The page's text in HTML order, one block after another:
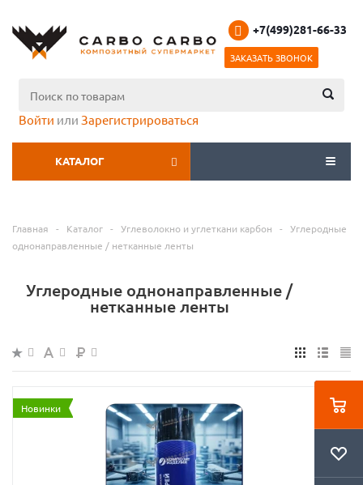
Войти или Зарегистрироваться
+7(499)281-66-33
ЗАКАЗАТЬ ЗВОНОК
МЕНЮКАТАЛОГ
Главная - Каталог - Углеволокно и углеткани карбон -
Углеродные
однонаправленные / нетканные ленты
Углеродные однонаправленные /
нетканные ленты
Новинки